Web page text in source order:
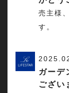
売主様
す。
ガーデ
ござい